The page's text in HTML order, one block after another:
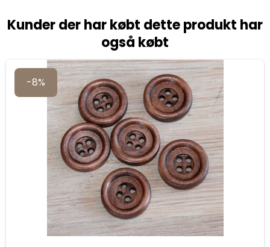
Kunder der har købt dette produkt har
også købt
-8%